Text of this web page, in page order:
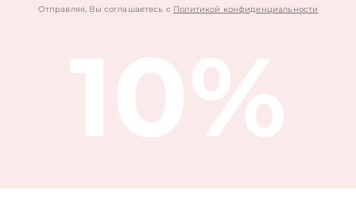
Отправляя, Вы соглашаетесь с Политикой конфиденциальности